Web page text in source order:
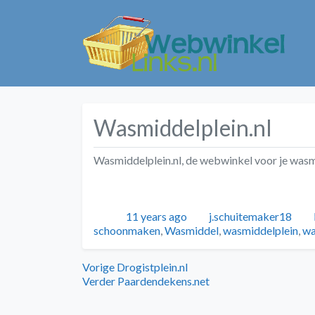
Wasmiddelplein.nl
Wasmiddelplein.nl, de webwinkel voor je
Geplaatst
11 years ago Auteur
j.schuitemaker18
schoonmaken Wasmiddel wasmiddelplein
Bericht
Vorige Vorig
bericht:
Drogistplein.nl
Verder Volgend
Paardendekens.net